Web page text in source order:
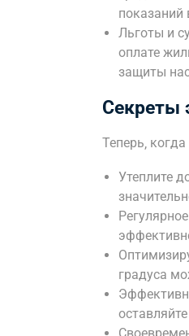
показаний
Льготы и
оплате
защиты
Секреты
Теперь‚
Утеплите
градуса